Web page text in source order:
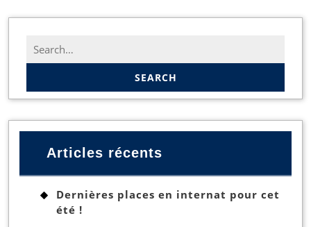
Search
for:
Articles récents
Dernières places en internat pour cet
été !